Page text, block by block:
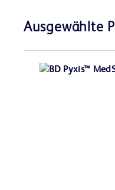
Ausgewählte